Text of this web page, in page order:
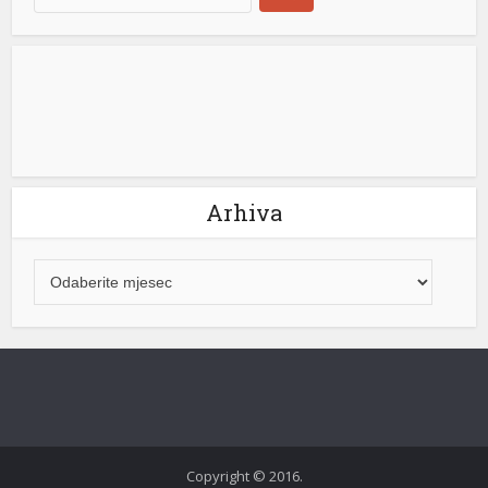
električne energije za građane Republike Srpske neće
mijenjati. “Naš cilj ostaje jasan – potpuna […][...]
Arhiva
Copyright © 2016.